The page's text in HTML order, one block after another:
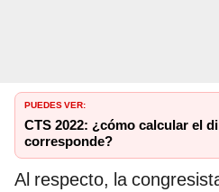
PUEDES VER:
CTS 2022: ¿cómo calcular el
corresponde?
Al respecto, la